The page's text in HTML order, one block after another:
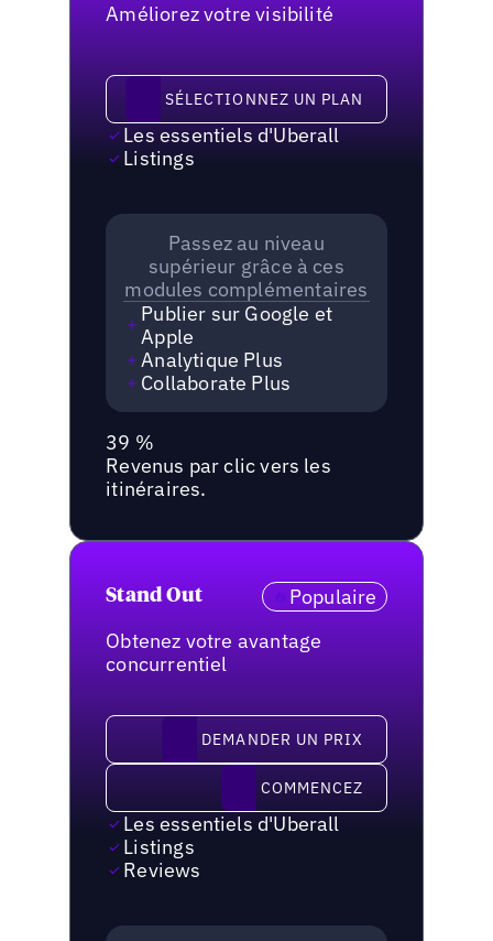
Améliorez votre visibilité
Sélectionnez un plan
SÉLECTIONNEZ UN PLAN
Les essentiels d'Uberall
Listings
Passez au niveau
supérieur grâce à ces
modules complémentaires
Publier sur Google et
Apple
Analytique Plus
Collaborate Plus
39 %
Revenus par clic vers les
itinéraires.
Stand Out
Populaire
Obtenez votre avantage
concurrentiel
demander un prixDEMANDER UN PRIX
Commencez COMMENCEZ
Les essentiels d'Uberall
Listings
Reviews